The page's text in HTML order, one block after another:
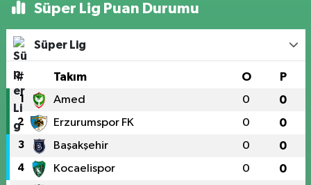
Süper Lig Puan Durumu
Süper Lig
# Takım O P
1 Amed 0 0
2 Erzurumspor FK 0 0
3 Başakşehir 0 0
4 Kocaelispor 0 0